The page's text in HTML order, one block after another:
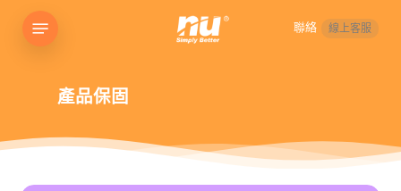
Skip
聯絡 線上客服
Menu
產品保固